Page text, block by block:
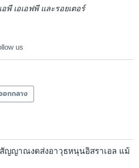
พี เอเอฟพี และรอยเตอร์
us
อกกลาง
ญญาณงดส่งอาวุธหนุนอิสราเอล แม้